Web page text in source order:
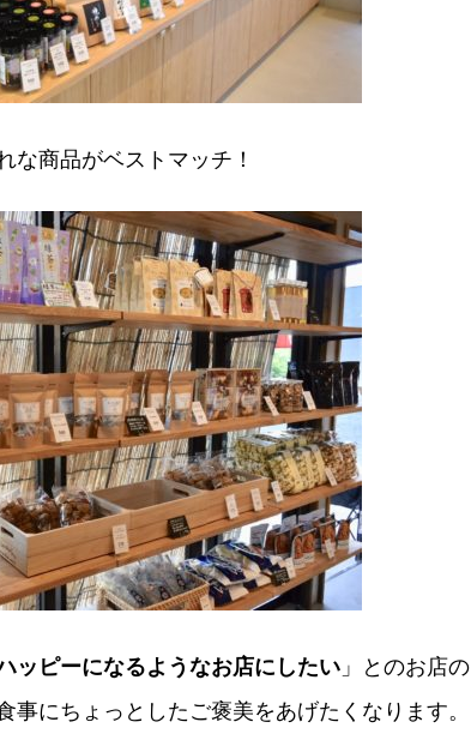
な商品がベストマッチ！
ッピーになるようなお店にしたい 」とのお店の
にちょっとしたご褒美をあげたくなります。